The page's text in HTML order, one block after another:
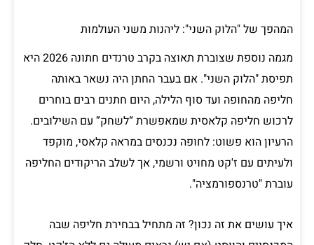
המהפך של "הלוק השני": ליהנות משני העולמות
מגמה נוספת שצוברת תאוצה בקרב טרנדים חתונה 2026 היא
תפיסת "הלוק השני". אם בעבר החתן היה נשאר באותה
חליפה מהחופה ועד סוף הלילה, היום חתנים רבים בוחרים
לרכוש חליפה קלאסית שמאפשרת “לשחק” עם השילובים.
הרעיון הוא פשוט: לחופה נכנסים במראה קלאסי, מוקפד
ולעיתים עם ז'קט מחויט ורשמי, אך לשלב הריקודים החליפה
עוברת "טרנספורמציה".
איך עושים את זה נכון? זה מתחיל בבחירת חליפה שבה